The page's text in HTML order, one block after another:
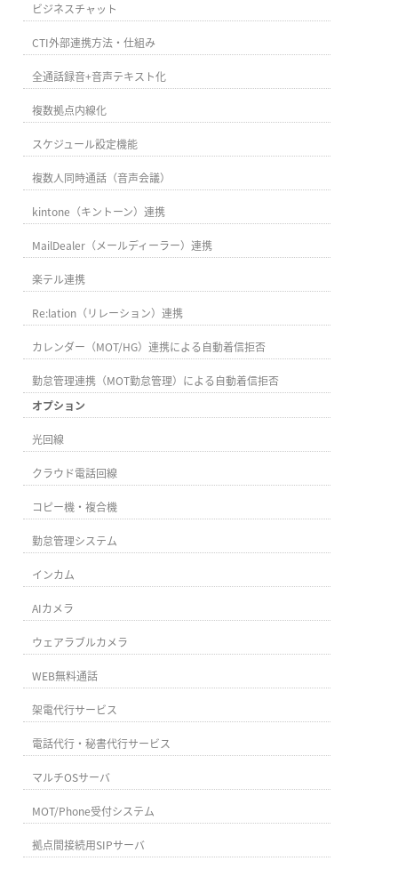
ビジネスチャット
CTI外部連携方法・仕組み
全通話録音+音声テキスト化
複数拠点内線化
スケジュール設定機能
複数人同時通話（音声会議）
kintone（キントーン）連携
MailDealer（メールディーラー）連携
楽テル連携
Re:lation（リレーション）連携
カレンダー（MOT/HG）連携による自動着信拒否
勤怠管理連携（MOT勤怠管理）による自動着信拒否
オプション
光回線
クラウド電話回線
コピー機・複合機
勤怠管理システム
インカム
AIカメラ
ウェアラブルカメラ
WEB無料通話
架電代行サービス
電話代行・秘書代行サービス
マルチOSサーバ
MOT/Phone受付システム
拠点間接続用SIPサーバ